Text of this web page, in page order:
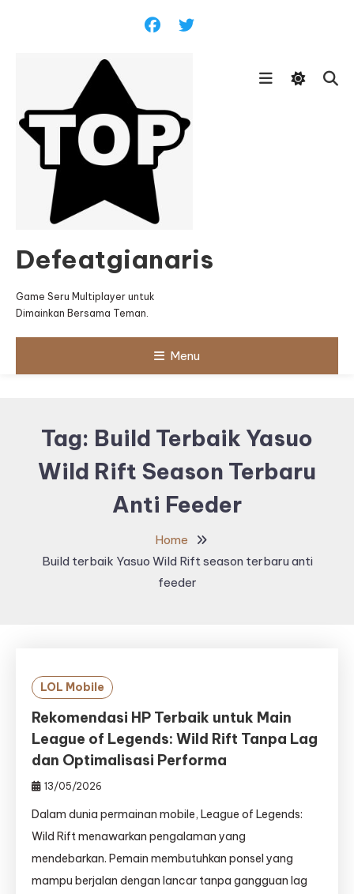
Defeatgianaris
Game Seru Multiplayer untuk
Dimainkan Bersama Teman.
Menu
Tag: Build Terbaik Yasuo
Wild Rift Season Terbaru
Anti Feeder
Home
Build terbaik Yasuo Wild Rift season terbaru anti
feeder
LOL Mobile
Rekomendasi HP Terbaik untuk Main
League of Legends: Wild Rift Tanpa Lag
dan Optimalisasi Performa
13/05/2026
Dalam dunia permainan mobile, League of Legends:
Wild Rift menawarkan pengalaman yang
mendebarkan. Pemain membutuhkan ponsel yang
mampu berjalan dengan lancar tanpa gangguan lag